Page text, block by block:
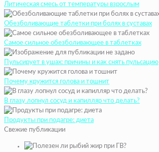
Литическая смесь от температуры взрослым
Обезболивающие таблетки при болях в суставах
Самое сильное обезболивающее в таблетках
Пульсирует в ушах: причины и как снять пульсацию
Почему кружится голова и тошнит
В глазу лопнул сосуд и капилляр что делать?
Продукты при подагре: диета
Свежие публикации